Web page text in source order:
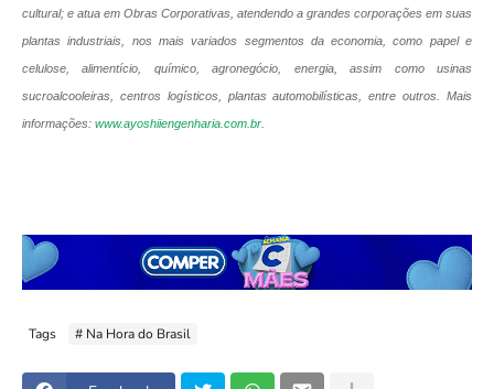
cultural; e atua em Obras Corporativas, atendendo a grandes corporações em suas
plantas industriais, nos mais variados segmentos da economia, como papel e
celulose, alimentício, químico, agronegócio, energia, assim como usinas
sucroalcooleiras, centros logísticos, plantas automobilísticas, entre outros. Mais
informações: www.ayoshiiengenharia.com.br
Tags # Na Hora do Brasil